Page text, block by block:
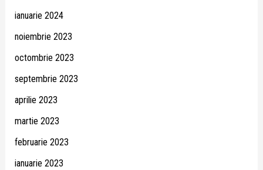
ianuarie 2024
noiembrie 2023
octombrie 2023
septembrie 2023
aprilie 2023
martie 2023
februarie 2023
ianuarie 2023